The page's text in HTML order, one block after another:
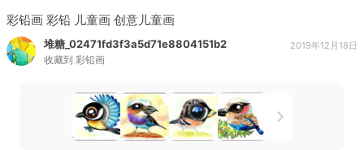
彩铅画 彩铅 儿童画 创意儿童画
堆糖_02471fd3f3a5d71e8804151b2
收藏到 彩铅画
2019年12月18日